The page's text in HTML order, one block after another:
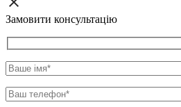
Замовити консультацію